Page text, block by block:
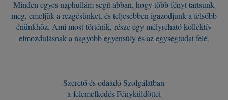
Minden egyes naphullám segít abban, hogy több fényt tartsunk
meg, emeljük a rezgésünket, és teljesebben igazodjunk a felsőbb
énünkhöz. Ami most történik, része egy mélyreható kollektív
elmozdulásnak a nagyobb egyensúly és az egységtudat felé.
Szerető és odaadó Szolgálatban
a felemelkedés Fényküldöttei